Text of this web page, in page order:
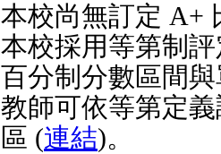
本校尚無訂定 A+
本校採用等第制
百分制分數區間
教師可依等第定
區 (連結)。